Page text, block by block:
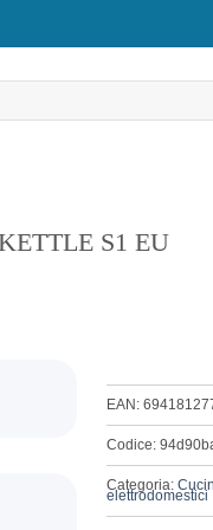
S1 EU
EAN:
Codice:
Categoria:
elettrodomestici